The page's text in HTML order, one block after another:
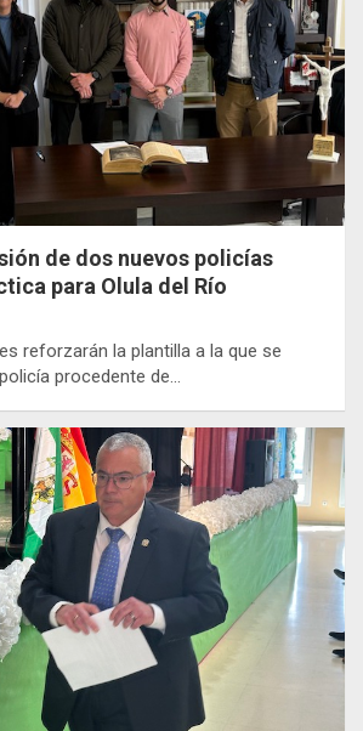
de dos nuevos policías
para Olula del Río
reforzarán la plantilla a la que se
procedente de…